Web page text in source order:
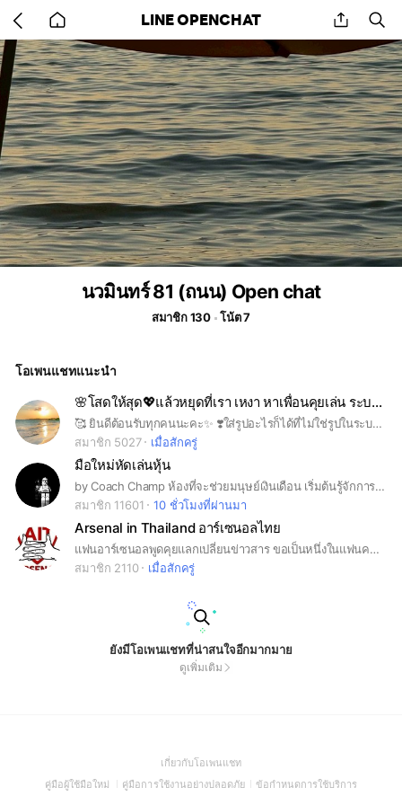
back
to
home
LINE OPENCHAT share
นวมินทร์ 81 (ถนน) Open chat
สมาชิก 130 โน้ต 7
โอเพนแชทแนะนำ
🌸โสดให้สุด💖แล้วหยุดที่เรา เหงา หาเพื่อนคุยเล่น ระบาย ความรัก✨
🥰 ยินดีต้อนรับทุกคนนะคะ✨ ❣️ใส่รูปอะไรก็ได้ที่ไม่ใช่รูปในระบบ❣️ 💓ชื่อที่ใส่อย่าเป็นช่องทางติดต่อน่ะ💓 😘กฎน้อย เพื่อนเยอะ😘 💕💕หาเพื่อน หาแฟน เฮฮา คลายเครียด อยากระบายเรายินดีรับฟัง เข้ามาคุยกันนะคะ❤️❤️
สมาชิก 5027
เมื่อสักครู่
มือใหม่หัดเล่นหุ้น
by Coach Champ ห้องที่จะช่วยมนุษย์เงินเดือน เริ่มต้นรู้จักการลงทุนหุ้นแบบง่ายๆครับ
สมาชิก 11601
10 ชั่วโมงที่ผ่านมา
Arsenal in Thailand อาร์เซนอลไทย
แฟนอาร์เซนอลพูดคุยแลกเปลี่ยนข่าวสาร ขอเป็นหนึ่งในแฟนคลับ อาร์เซนอล #arsenal #Arsenalinthailand #ArsenalThailand #Odegaard #Saka #Ozil #Henry #Havertz #อาร์ซนอล #อาร์เซนอลไทย #Gyokeres #Arteta #Premierleague
สมาชิก 2110
เมื่อสักครู่
ยังมีโอเพนแชทที่น่าสนใจอีกมากมาย
ดูเพิ่มเติม
เกี่ยวกับโอเพนแชท(Open
in
คู่มือผู้ใช้มือใหม่
(Open
คู่มือการใช้งานอย่างปลอดภัย(Open
ข้อกำหนดการใช้บริการ(Open